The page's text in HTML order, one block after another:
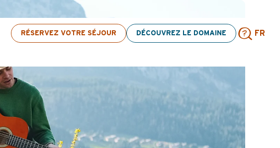
RÉSERVEZ VOTRE SÉJOUR DÉCOUVREZ LE DOMAINE FR
une sélection d’activités ! > cliquez ici